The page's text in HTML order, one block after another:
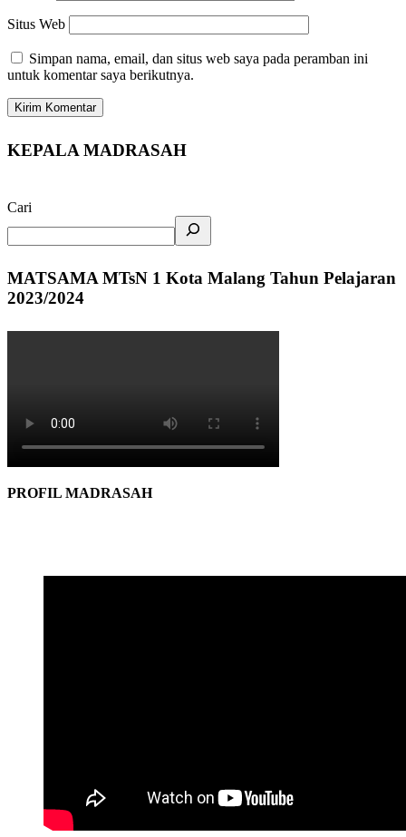
Situs Web
Simpan nama, email, dan situs web saya pada peramban ini
untuk komentar saya berikutnya.
KEPALA MADRASAH
Cari
MATSAMA MTsN 1 Kota Malang Tahun Pelajaran
2023/2024
PROFIL MADRASAH